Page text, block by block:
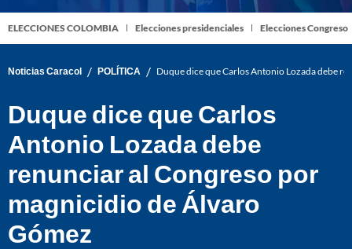
ELECCIONES COLOMBIA Elecciones presidenciales Elecciones Congreso
Noticias Caracol / POLÍTICA / Duque dice que Carlos Antonio Lozada debe
Duque dice que Carlos
Antonio Lozada debe
renunciar al Congreso por
magnicidio de Álvaro
Gómez